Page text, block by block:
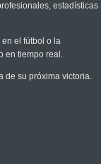
estadísticas
el fútbol o la
en tiempo real.
de su próxima victoria.